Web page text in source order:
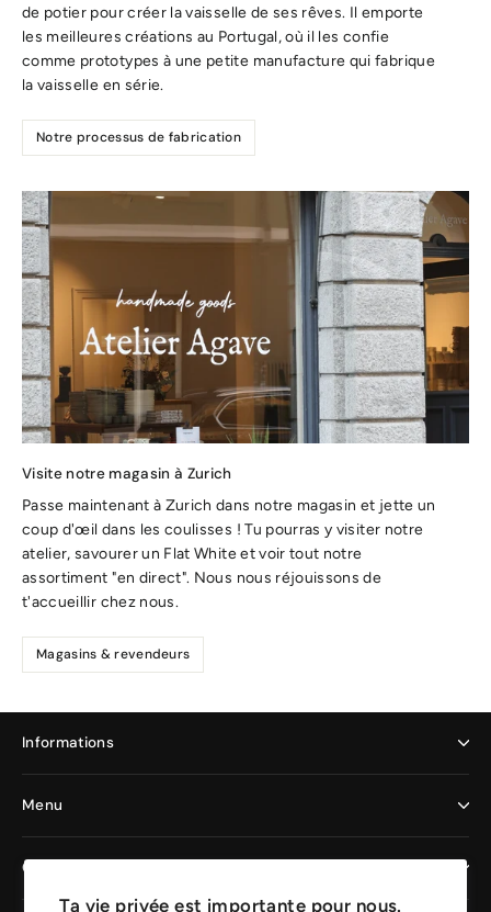
Ta vie privée est importante pour nous.
de potier pour créer la vaisselle de ses rêves. Il emporte
les meilleures créations au Portugal, où il les confie
comme prototypes à une petite manufacture qui fabrique
la vaisselle en série.
Notre processus de fabrication
Visite notre magasin à Zurich
Passe maintenant à Zurich dans notre magasin et jette un
coup d'œil dans les coulisses ! Tu pourras y visiter notre
atelier, savourer un Flat White et voir tout notre
assortiment "en direct". Nous nous réjouissons de
t'accueillir chez nous.
Magasins & revendeurs
Informations
Menu
Clients professionnels